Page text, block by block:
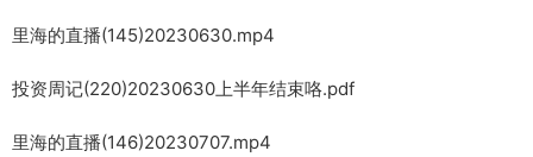
里海的直播(145)20230630.mp4
投资周记(220)20230630上半年结束咯.pdf
里海的直播(146)20230707.mp4